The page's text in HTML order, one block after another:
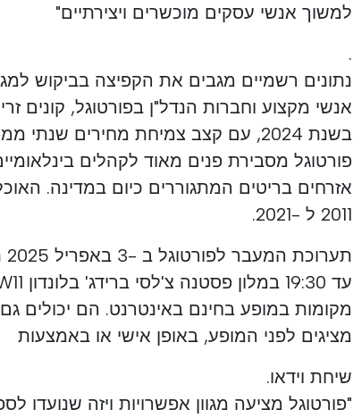
למשוך אנשי עסקים מוכשרים ויצירתיים"
.
נתונים רשמיים מגבים את הקפיצה בביקוש
2011 ל -2021.
מקומות במופע בחינם באינטרנט. הם יכולים
מציגים לפני המופע, באופן אישי או באמצעות
שיחת וידאו.
"פורטוגל מציעה מגוון אפשרויות ויזה שנועדו